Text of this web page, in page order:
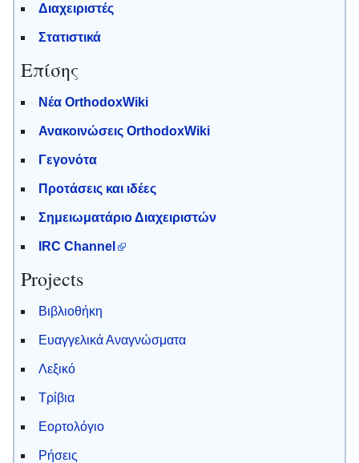
Διαχειριστές
Στατιστικά
Επίσης
Νέα OrthodoxWiki
Ανακοινώσεις OrthodoxWiki
Γεγονότα
Προτάσεις και ιδέες
Σημειωματάριο Διαχειριστών
IRC Channel
Projects
Βιβλιοθήκη
Ευαγγελικά Αναγνώσματα
Λεξικό
Τρίβια
Εορτολόγιο
Ρήσεις